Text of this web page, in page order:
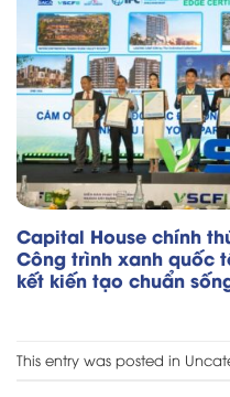
Capital House chính
Công trình xanh quốc
kết kiến tạo chuẩn
This entry was posted in